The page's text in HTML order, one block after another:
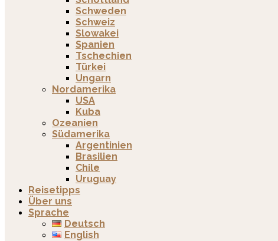
Schweden
Schweiz
Slowakei
Spanien
Tschechien
Türkei
Ungarn
Nordamerika
USA
Kuba
Ozeanien
Südamerika
Argentinien
Brasilien
Chile
Uruguay
Reisetipps
Über uns
Sprache
Deutsch
English